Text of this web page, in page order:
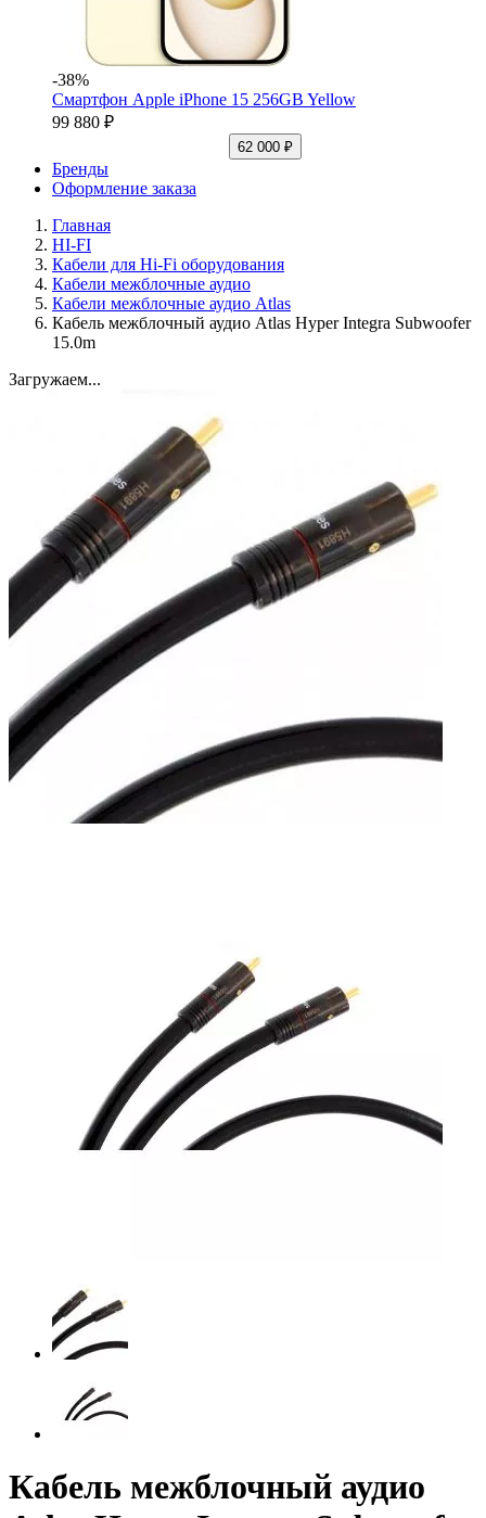
-38%
Смартфон Apple iPhone 15 256GB Yellow
99 880 ₽
62 000 ₽
Бренды
Оформление заказа
Главная
HI-FI
Кабели для Hi-Fi оборудования
Кабели межблочные аудио
Кабели межблочные аудио Atlas
Кабель межблочный аудио Atlas Hyper Integra Subwoofer
15.0m
Загружаем...
Кабель межблочный аудио